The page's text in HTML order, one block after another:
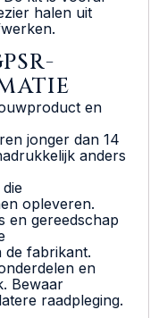
halen uit
en
jonger dan 14
anders
opleveren.
en gereedschap
de fabrikant.
en
Bewaar
raadpleging.